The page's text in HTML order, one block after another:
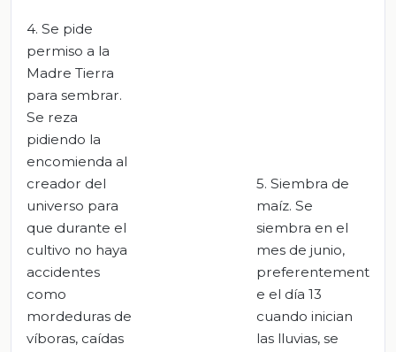
4. Se pide
permiso a la
Madre Tierra
para sembrar.
Se reza
pidiendo la
encomienda al
creador del
universo para
que durante el
cultivo no haya
accidentes
como
mordeduras de
víboras, caídas
5. Siembra de
maíz. Se
siembra en el
mes de junio,
preferentement
e el día 13
cuando inician
las lluvias, se